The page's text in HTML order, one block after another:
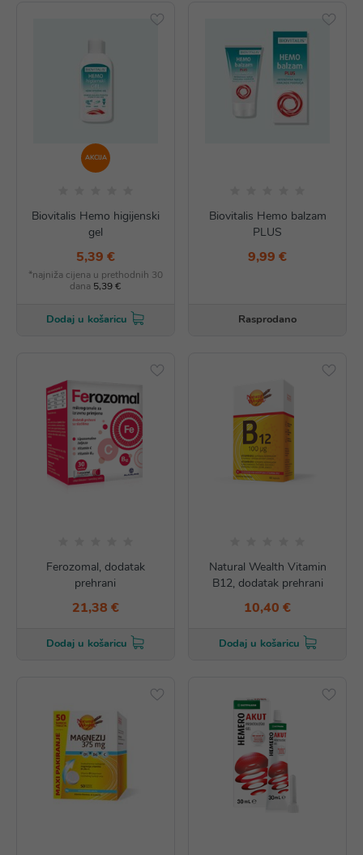
AKCIJA
Biovitalis Hemo higijenski
gel
5,39 €
*najniža cijena u prethodnih 30
dana 5,39 €
Dodaj u košaricu
Biovitalis Hemo balzam
PLUS
9,99 €
Rasprodano
Ferozomal, dodatak
prehrani
21,38 €
Dodaj u košaricu
Natural Wealth Vitamin
B12, dodatak prehrani
10,40 €
Dodaj u košaricu